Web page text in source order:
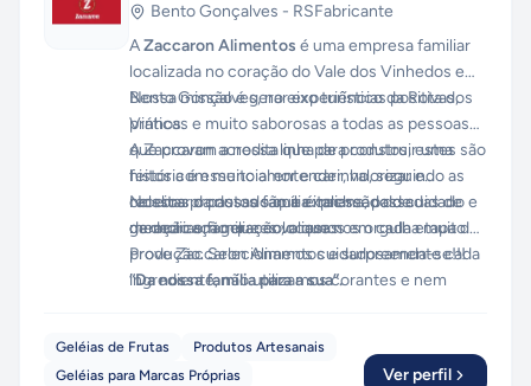
Bento Gonçalves - RSFabricante
AZaccaron Alimentos é uma empresa familiar
localizada no coração do Vale dos Vinhedos em
Bento Gonçalves, no eixo turístico da Rota dos
Vinhos.
Nossa missão é gerar experiências positivas,
práticas e muito saborosas a todas as pessoas
que provam a nossa linha de produtos, estes são
feitos com muito amor e carinho, seguindo as
receitas da nossa família italiana, passadas de
geração em geração, o que nos orgulha muito.
A Zaccaron acredita que para construir uma
história é essencial entender, valorizar e
celebrar o passado que é recheado de
memorias familiares valiosas.
Nossos produtos são a expressão do cuidado e
da dedicação que colocamos em cada etapa de
produção. Selecionamos cuidadosamente cada
ingrediente, não utilizamos corantes e nem
Prove Zaccaron Alimentos e surpreenda-se!!!
“Da nossa família para a sua”.
Geléias de Frutas
Produtos Artesanais
Geléias para Marcas Próprias
Ver perfil